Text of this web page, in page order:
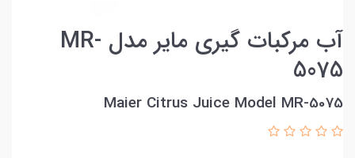
آب مرکبات گیری مایر مدل MR-
5075
Maier Citrus Juice Model MR-5075